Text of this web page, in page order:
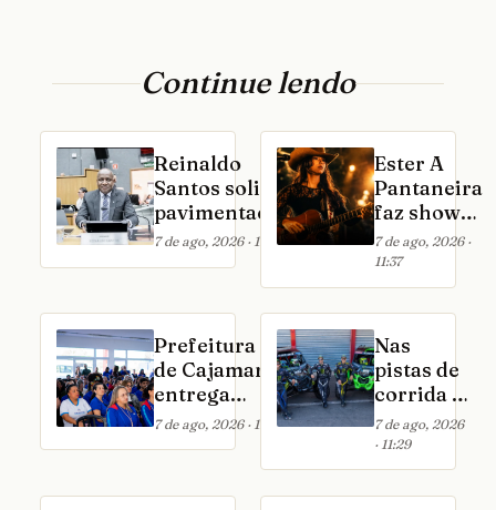
Continue lendo
Reinaldo
Santos solicita
pavimentação
do
estacionamento
do Complexo de
Saúde de
Cajamar
7 de ago, 2026 · 11:52
Ester A
Pantaneira
faz show
no Villa
Country
em São
Paulo
7 de ago, 2026 ·
11:37
Prefeitura
de Cajamar
entrega
novos
uniformes
para mais de
2.200
7 de ago, 2026 · 11:32
Nas
pistas de
corrida e
nos
negócios:
Reinaldo
Varela
7 de ago, 2026
· 11:29